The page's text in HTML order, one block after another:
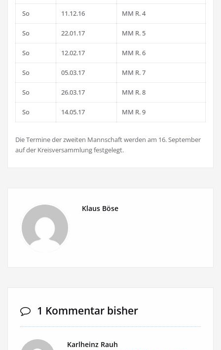
So 11.12.16 MM R. 4
So 22.01.17 MM R. 5
So 12.02.17 MM R. 6
So 05.03.17 MM R. 7
So 26.03.17 MM R. 8
So 14.05.17 MM R. 9
Die Termine der zweiten Mannschaft werden am 16. September
auf der Kreisversammlung festgelegt.
Klaus Böse
1 Kommentar bisher
Karlheinz Rauh